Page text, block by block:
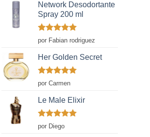
Network Desodortante
Spray 200 ml
Valorado
con
por Fabian rodriguez
Her Golden Secret
Valorado
con
por Carmen
Le Male Elixir
Valorado
con
de 5
por Diego